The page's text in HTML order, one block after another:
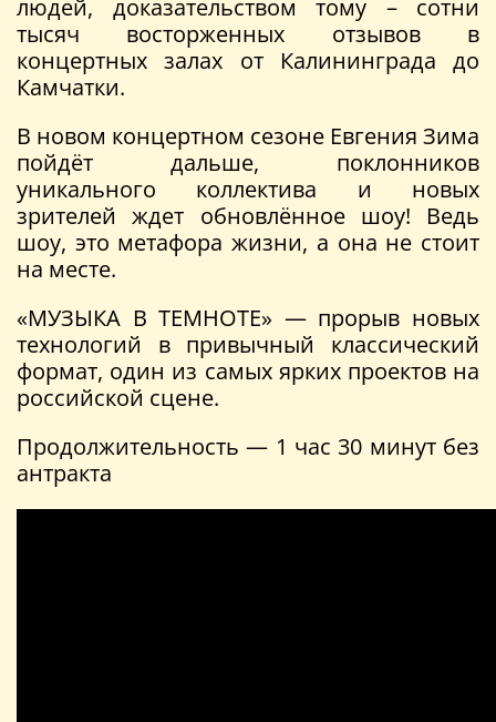
людей, доказательством тому – сотни
тысяч восторженных отзывов в
концертных залах от Калининграда до
Камчатки.
В новом концертном сезоне Евгения Зима
пойдёт дальше, поклонников
уникального коллектива и новых
зрителей ждет обновлённое шоу! Ведь
шоу, это метафора жизни, а она не стоит
на месте.
«МУЗЫКА В ТЕМНОТЕ» — прорыв новых
технологий в привычный классический
формат, один из самых ярких проектов на
российской сцене.
Продолжительность — 1 час 30 минут без
антракта